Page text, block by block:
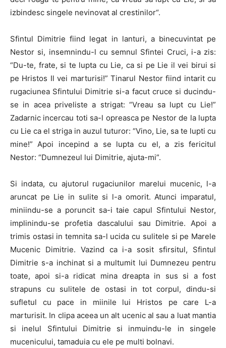
izbindesc singele nevinovat al crestinilor“.
Sfintul Dimitrie fiind legat in lanturi, a binecuvintat pe
Nestor si, insemnindu-l cu semnul Sfintei Cruci, i-a zis:
“Du-te, frate, si te lupta cu Lie, ca si pe Lie il vei birui si
pe Hristos Il vei marturisi!” Tinarul Nestor fiind intarit cu
rugaciunea Sfintului Dimitrie si-a facut cruce si ducindu-
se in acea priveliste a strigat: “Vreau sa lupt cu Lie!”
Zadarnic incercau toti sa-l opreasca pe Nestor de la lupta
cu Lie ca el striga in auzul tuturor: “Vino, Lie, sa te lupti cu
mine!” Apoi incepind a se lupta cu el, a zis fericitul
Nestor: “Dumnezeul lui Dimitrie, ajuta-mi”.
Si indata, cu ajutorul rugaciunilor marelui mucenic, l-a
aruncat pe Lie in sulite si l-a omorit. Atunci imparatul,
miniindu-se a poruncit sa-i taie capul Sfintului Nestor,
implinindu-se profetia dascalului sau Dimitrie. Apoi a
trimis ostasi in temnita sa-l ucida cu sulitele si pe Marele
Mucenic Dimitrie. Vazind ca i-a sosit sfirsitul, Sfintul
Dimitrie s-a inchinat si a multumit lui Dumnezeu pentru
toate, apoi si-a ridicat mina dreapta in sus si a fost
strapuns cu sulitele de ostasi in tot corpul, dindu-si
sufletul cu pace in miinile lui Hristos pe care L-a
marturisit. In clipa aceea un alt ucenic al sau a luat mantia
si inelul Sfintului Dimitrie si inmuindu-le in singele
mucenicului, tamaduia cu ele pe multi bolnavi.